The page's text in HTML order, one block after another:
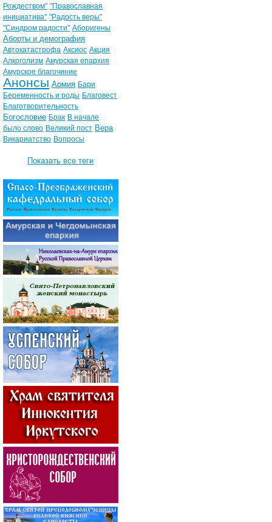
Рождеством" "Православная
инициатива" "Радость веры"
"Синдром радости" Аборигены
Аборты и демография
Автокатастрофа Аксиос Акция
Алкоголизм Амурская епархия
Амурское благочиние
Анонсы Армия Бари
Беременность и роды Благовест
Благотворительность
Богословие Брак В начале
было слово Великий пост Вера
Викариатство Вопросы
Показать все теги